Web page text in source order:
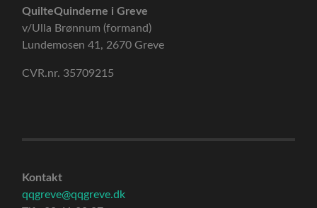
QuilteQuinderne i Greve
v/Ulla Brønnum (formand)
Lundemosen 41, 2670 Greve
CVR.nr. 35709215
Kontakt
qqgreve@qqgreve.dk